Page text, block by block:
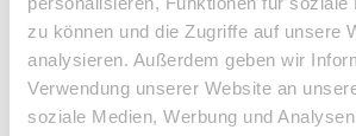
zu können und die Zugriffe auf unsere
analysieren. Außerdem geben wir
Verwendung unserer Website an
soziale Medien, Werbung und
Frau Peggy Günther